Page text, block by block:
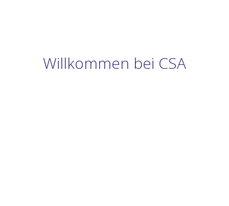
Willkommen bei CSA